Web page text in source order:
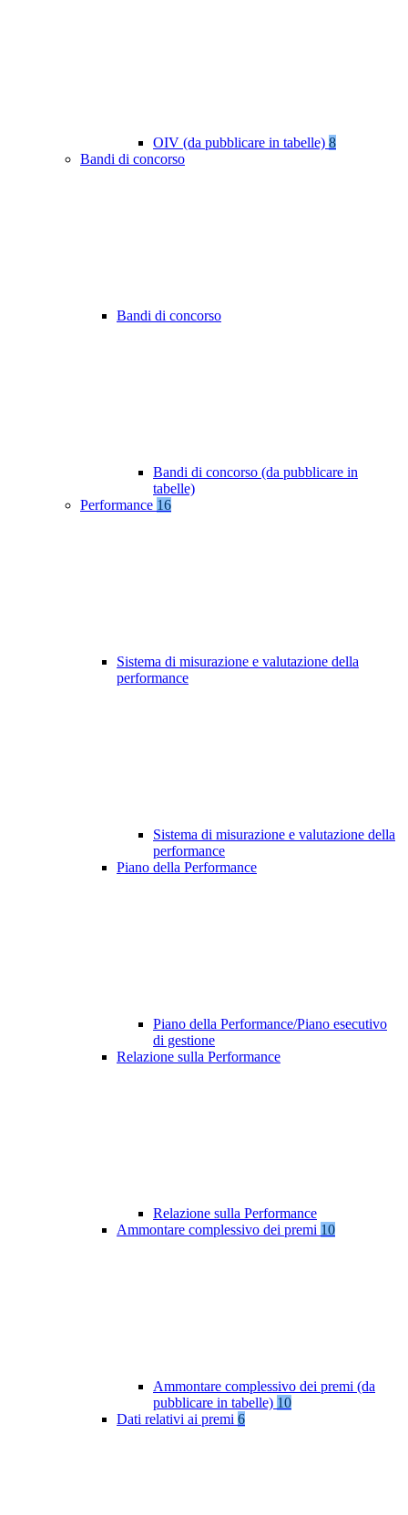
OIV (da pubblicare in tabelle) 8
Bandi di concorso
Bandi di concorso
Bandi di concorso (da pubblicare in
tabelle)
Performance 16
Sistema di misurazione e valutazione della
performance
Sistema di misurazione e valutazione della
performance
Piano della Performance
Piano della Performance/Piano esecutivo
di gestione
Relazione sulla Performance
Relazione sulla Performance
Ammontare complessivo dei premi 10
Ammontare complessivo dei premi (da
pubblicare in tabelle) 10
Dati relativi ai premi 6